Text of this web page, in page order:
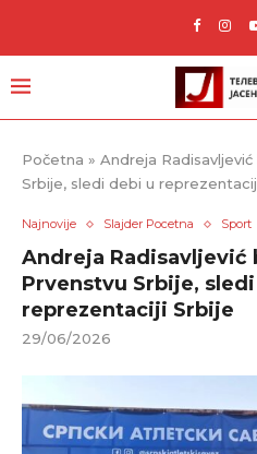
Početna » Andreja
Srbije, sledi debi u
Najnovije Slajder Pocetna Sport
Andreja Radisavljević
Prvenstvu Srbije,
reprezentaciji Srbije
29/06/2026